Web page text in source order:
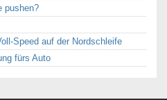
pushen?
Speed auf der Nordschleife
fürs Auto